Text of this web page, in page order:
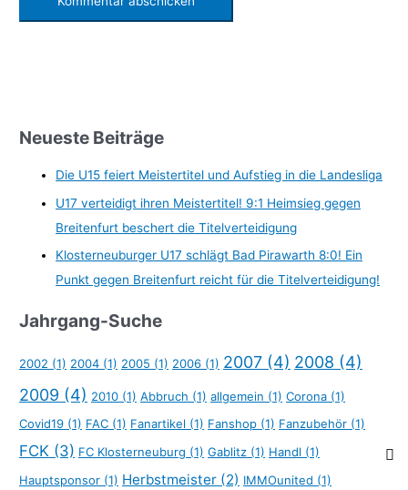
Neueste Beiträge
Die U15 feiert Meistertitel und Aufstieg in die Landesliga
U17 verteidigt ihren Meistertitel! 9:1 Heimsieg gegen
Breitenfurt beschert die Titelverteidigung
Klosterneuburger U17 schlägt Bad Pirawarth 8:0! Ein
Punkt gegen Breitenfurt reicht für die Titelverteidigung!
Jahrgang-Suche
2002 (1) 2004 (1) 2005 (1) 2006 (1) 2007 (4) 2008 (4)
2009 (4) 2010 (1) Abbruch (1) allgemein (1) Corona (1)
Covid19 (1) FAC (1) Fanartikel (1) Fanshop (1) Fanzubehör (1)
FCK (3) FC Klosterneuburg (1) Gablitz (1) Handl (1)
Hauptsponsor (1) Herbstmeister (2) IMMOunited (1)